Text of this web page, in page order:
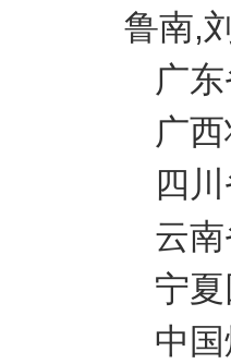
鲁南,
广
广
四
云
宁
中